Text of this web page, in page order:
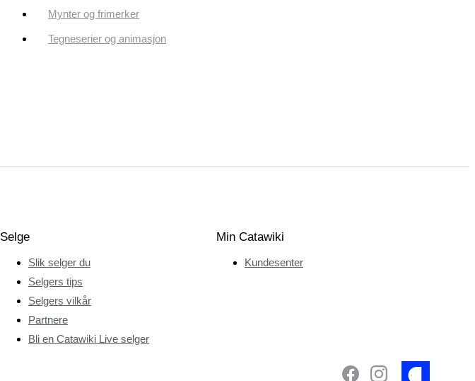
Mynter og frimerker
Tegneserier og animasjon
Selge
Slik selger du
Selgers tips
Selgers vilkår
Partnere
Bli en Catawiki Live selger
Min Catawiki
Kundesenter